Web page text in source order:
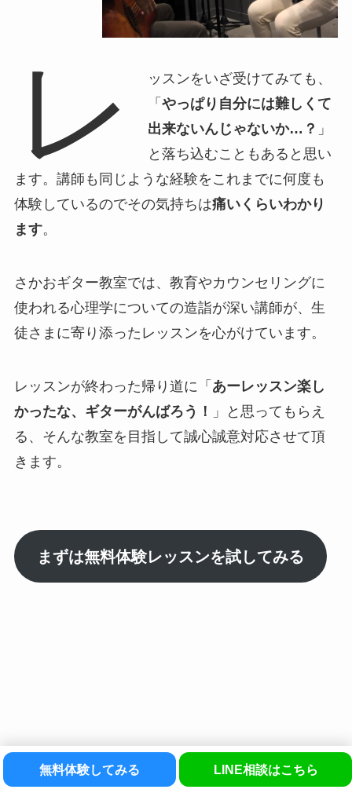
レ
ッスンをいざ受けてみても、
「 やっぱり自分には難しくて
出来ないんじゃないか…？ 」
と落ち込むこともあると思い
ます。講師も同じような経験をこれまでに何度も
体験しているのでその気持ちは痛いくらいわかり
ます。
さかおギター教室では、教育やカウンセリングに
使われる心理学についての造詣が深い講師が、生
徒さまに寄り添ったレッスンを心がけています。
レッスンが終わった帰り道に「 あーレッスン楽し
かったな、ギターがんばろう！
」と思ってもらえ
る、そんな教室を目指して誠心誠意対応させて頂
きます。
まずは無料体験レッスンを試してみる
© さかおギター教室.
無料体験してみる LINE相談はこちら